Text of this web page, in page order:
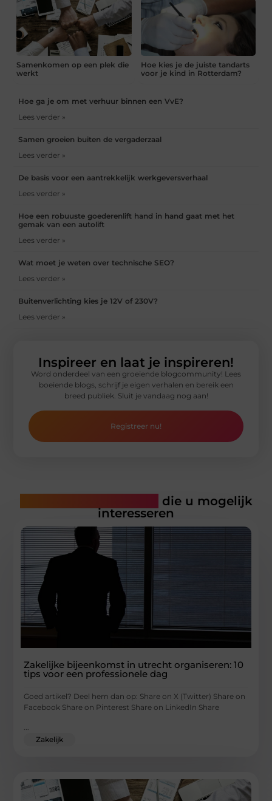
Samenkomen op een plek die
werkt
Hoe kies je de juiste tandarts
voor je kind in Rotterdam?
Hoe ga je om met verhuur binnen een VvE?
Lees verder »
Samen groeien buiten de vergaderzaal
Lees verder »
De basis voor een aantrekkelijk werkgeversverhaal
Lees verder »
Hoe een robuuste goederenlift hand in hand gaat met het
gemak van een autolift
Lees verder »
Wat moet je weten over technische SEO?
Lees verder »
Buitenverlichting kies je 12V of 230V?
Lees verder »
Inspireer en laat je inspireren!
Word onderdeel van een groeiende blogcommunity! Lees
boeiende blogs, schrijf je eigen verhalen en bereik een
breed publiek. Sluit je vandaag nog aan!
Registreer nu!
die u mogelijk
interesseren
Zakelijke bijeenkomst in utrecht organiseren: 10
tips voor een professionele dag
Goed artikel? Deel hem dan op: Share on X (Twitter) Share on
Facebook Share on Pinterest Share on LinkedIn Share
Zakelijk